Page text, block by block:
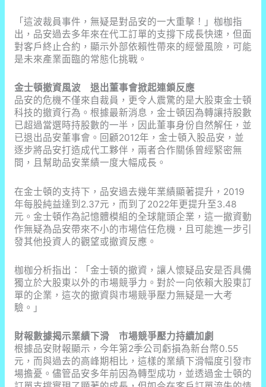
「這波裁員事件，無疑是對品安的一大重擊！」枷枷指
出，品安過去多年來在代工訂單的支撐下成長快速，但面
對客戶終止合約，顯示外部依賴性帶來的經營風險，可能
是未來產業面臨的常態化挑戰。
金士頓撤資風波 退出董事會掀起連鎖反應
品安的危機不僅來自裁員，更令人震驚的是大股東金士頓
科技的撤資行為。根據最新消息，金士頓因為轉讓持股數
已超過當選時持股數的一半，因此董事身份自然解任，並
已退出品安董事會。回顧2012年，金士頓入股品安，並
逐步將品安打造成代工夥伴，兩者合作關係曾經緊密無
間，且幫助品安業績一度大幅成長。
在金士頓的支持下，品安過去幾年業績顯著提升，2019
年每股純益達到2.37元，而到了2022年更提升至3.48
元。金士頓作為記憶體模組的全球龍頭企業，這一撤資動
作無疑為品安帶來不小的市場信任危機，且可能進一步引
發其他投資人的觀望或撤資反應。
枷枷分析指出：「金士頓的撤資，讓人懷疑品安是否具備
獨立於大股東以外的市場競爭力。對於一向依賴大股東訂
單的企業，這次的撤資與市場競爭壓力無疑是一大考
驗。」
財報數據揭示業績下滑 市場競爭壓力持續加劇
根據品安財報顯示，今年第2季公司虧損為新台幣0.55
元，而與過去的高峰期相比，這樣的業績下滑幅度引發市
場擔憂。儘管品安多年前因為轉型成功，並透過金士頓的